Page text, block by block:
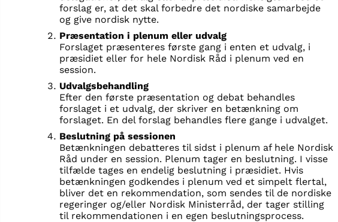
forslag er, at det skal forbedre det nordiske samarbejde
og give nordisk nytte.
Præsentation i plenum eller udvalg
Forslaget præsenteres første gang i enten et udvalg, i
præsidiet eller for hele Nordisk Råd i plenum ved en
session.
Udvalgsbehandling
Efter den første præsentation og debat behandles
forslaget i et udvalg, der skriver en betænkning om
forslaget. En del forslag behandles flere gange i udvalget.
Beslutning på sessionen
Betænkningen debatteres til sidst i plenum af hele Nordisk
Råd under en session. Plenum tager en beslutning. I visse
tilfælde tages en endelig beslutning i præsidiet. Hvis
betænkningen godkendes i plenum ved et simpelt flertal,
bliver det en rekommendation, som sendes til de nordiske
regeringer og/eller Nordisk Ministerråd, der tager stilling
til rekommendationen i en egen beslutningsprocess.